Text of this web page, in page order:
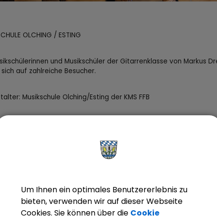
OLCHING / ESTING
und Musikschüler der Gitarrenklasse von Markus
auf zahlreiche Besucher.
Musikschule Olching/Esting der KMS FFB
Um Ihnen ein optimales Benutzererlebnis zu
bieten, verwenden wir auf dieser Webseite
Cookies. Sie können über die Cookie